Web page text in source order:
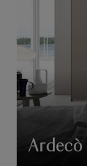
Ardecò